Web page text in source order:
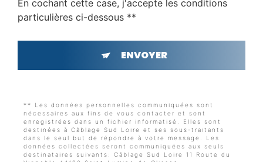
En cochant cette case, j'accepte les conditions
particulières ci-dessous **
ENVOYER
** Les données personnelles communiquées sont
nécessaires aux fins de vous contacter et sont
enregistrées dans un fichier informatisé. Elles sont
destinées à Câblage Sud Loire et ses sous-traitants
dans le seul but de répondre à votre message. Les
données collectées seront communiquées aux seuls
destinataires suivants: Câblage Sud Loire 11 Route du